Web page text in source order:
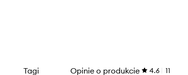
Tagi Opinie o produkcie 4.6 11